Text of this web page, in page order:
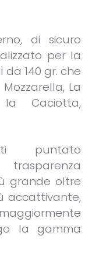
di sicuro
per la
140 gr. che
La
la Caciotta,
puntato
grande oltre
accattivante,
la gamma